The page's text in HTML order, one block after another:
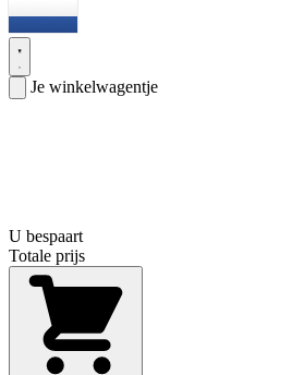
Je winkelwagentje
U bespaart
Totale prijs